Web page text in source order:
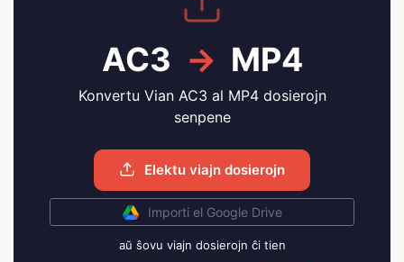
AC3 → MP4
Konvertu Vian AC3 al MP4 dosierojn
senpene
Elektu viajn dosierojn
Importi el Google Drive
aŭ ŝovu viajn dosierojn ĉi tien